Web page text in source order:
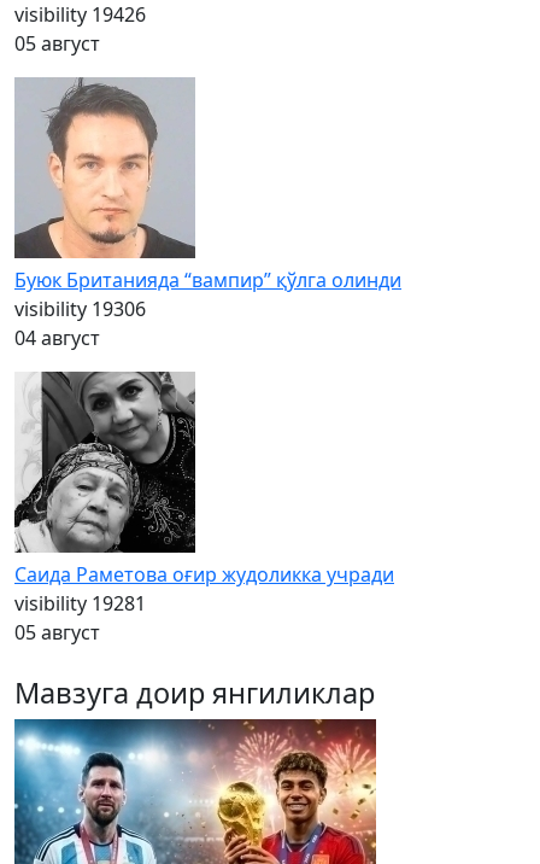
visibility 19426
05 август
Буюк Британияда “вампир” қўлга олинди
visibility 19306
04 август
Саида Раметова оғир жудоликка учради
visibility 19281
05 август
Мавзуга доир янгиликлар